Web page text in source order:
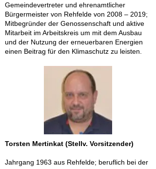
Gemeindevertreter und ehrenamtlicher
Bürgermeister von Rehfelde von 2008 – 2019;
Mitbegründer der Genossenschaft und aktive
Mitarbeit im Arbeitskreis um mit dem Ausbau
und der Nutzung der erneuerbaren Energien
einen Beitrag für den Klimaschutz zu leisten.
Torsten Mertinkat (Stellv. Vorsitzender)
Jahrgang 1963 aus Rehfelde; beruflich bei der